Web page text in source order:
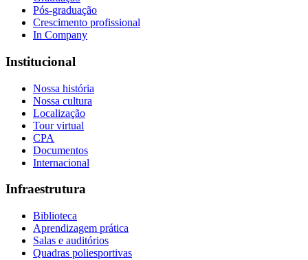
Pós-graduação
Crescimento profissional
In Company
Institucional
Nossa história
Nossa cultura
Localização
Tour virtual
CPA
Documentos
Internacional
Infraestrutura
Biblioteca
Aprendizagem prática
Salas e auditórios
Quadras poliesportivas